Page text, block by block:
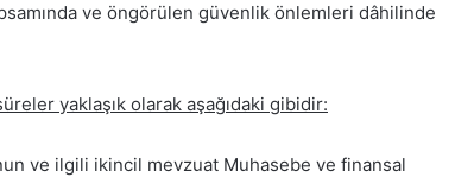
ve öngörülen güvenlik önlemleri dâhilinde
yaklaşık olarak aşağıdaki gibidir:
ve ilgili ikincil mevzuat Muhasebe ve finansal